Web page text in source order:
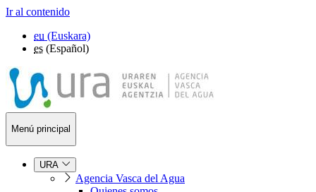
Ir al contenido
eu (Euskara)
es (Español)
Menú principal
URA
Agencia Vasca del Agua